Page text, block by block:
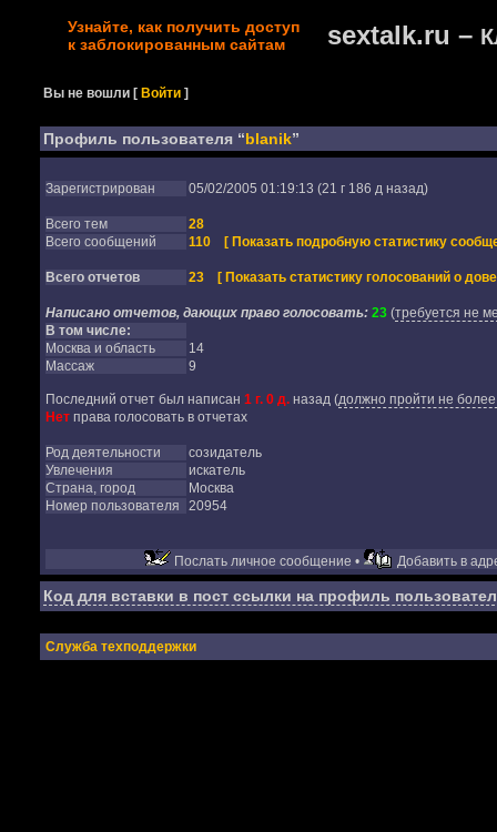
Узнайте, как получить доступ
к заблокированным сайтам
sextalk.ru –
Вы не вошли [Войти ]
Профиль пользователя “blanik”
Зарегистрирован 05/02/2005 01:19:13 (21 г 186 д назад)
Всего тем
28
Всего сообщений
110 [ Показать подробную статистику
Всего отчетов 23 [ Показать статистику голосований о
Написано отчетов, дающих право голосовать: 23(требуется не
В том числе:
Москва и область
14
Массаж
9
Последний отчет был написан 1 г. 0 д.назад(должно пройти не
Нетправа голосовать в отчетах
Род деятельности
созидатель
Увлечения
искатель
Страна, город
Москва
Номер пользователя
20954
Послать личное сообщение • Добавить в
Код для вставки в пост ссылки на профиль
Служба техподдержки